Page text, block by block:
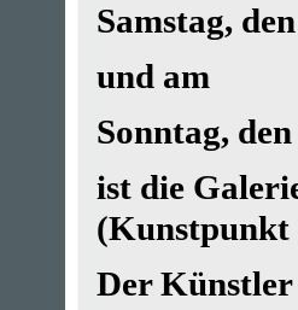
Samstag,
und am
Sonntag,
ist die
Der Künstler